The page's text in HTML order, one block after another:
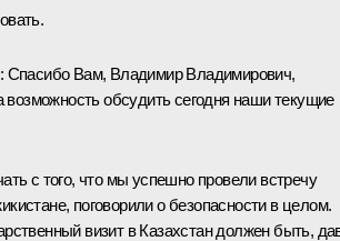
Спасибо Вам, Владимир Владимирович,
возможность обсудить сегодня наши текущие
с того, что мы успешно провели встречу
поговорили о безопасности в целом.
визит в Казахстан должен быть,